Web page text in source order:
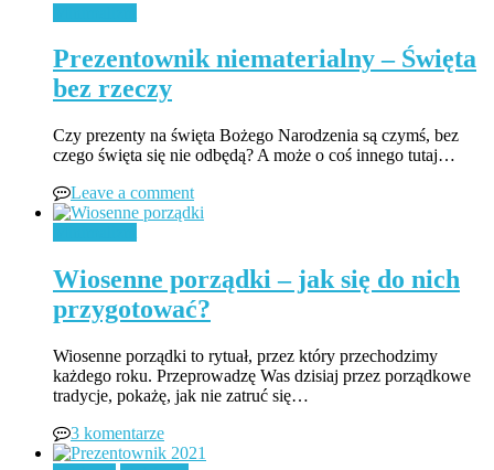
Prezentownik niematerialny – Święta
bez rzeczy
Czy prezenty na święta Bożego Narodzenia są czymś, bez
czego święta się nie odbędą? A może o coś innego tutaj…
Leave a comment
Wiosenne porządki – jak się do nich
przygotować?
Wiosenne porządki to rytuał, przez który przechodzimy
każdego roku. Przeprowadzę Was dzisiaj przez porządkowe
tradycje, pokażę, jak nie zatruć się…
3 komentarze